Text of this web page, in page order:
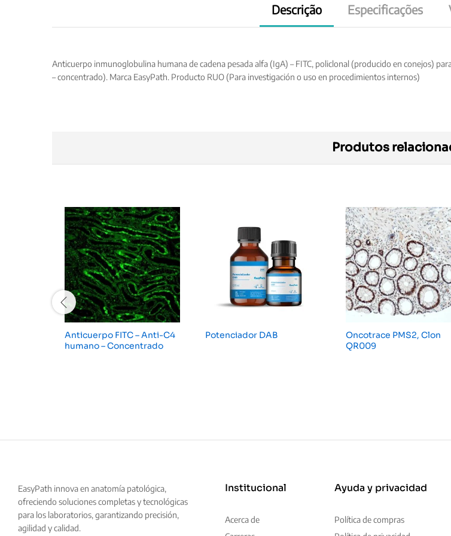
Descrição Especificações
Anticuerpo inmunoglobulina humana de cadena pesada alfa (IgA) – FITC, policlonal (producido en conejos)
– concentrado). Marca EasyPath. Producto RUO (Para investigación o uso en procedimientos internos)
Produtos
Anticuerpo FITC – Anti-C4
humano – Concentrado
Potenciador DAB
Oncotrace PMS2, Clon
QR009
EasyPath innova en anatomía patológica,
ofreciendo soluciones completas y tecnológicas
para los laboratorios, garantizando precisión,
agilidad y calidad.
Institucional
Acerca de
Ayuda y privacidad
Política de compras